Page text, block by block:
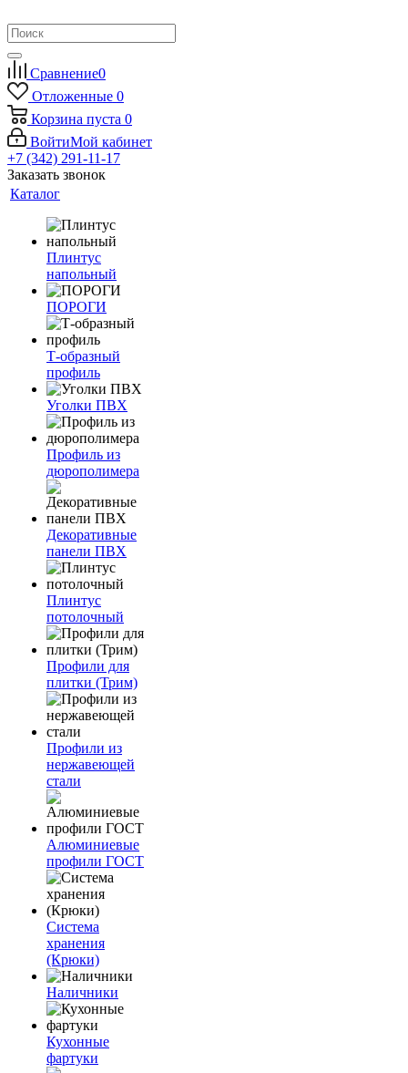
Сравнение0
Отложенные 0
Корзина пуста 0
ВойтиМой кабинет
+7 (342) 291-11-17
Заказать звонок
Каталог
Плинтус
напольный
ПОРОГИ
Т-образный
профиль
Уголки ПВХ
Профиль из
дюрополимера
Декоративные
панели ПВХ
Плинтус
потолочный
Профили для
плитки (Трим)
Профили из
нержавеющей
стали
Алюминиевые
профили ГОСТ
Система
хранения
(Крюки)
Наличники
Кухонные
фартуки